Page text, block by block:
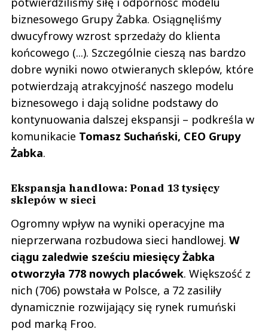
biznesowego Grupy Żabka. Osiągnęliśmy
dwucyfrowy wzrost sprzedaży do klienta
końcowego (...). Szczególnie cieszą nas bardzo
dobre wyniki nowo otwieranych sklepów, które
potwierdzają atrakcyjność naszego modelu
biznesowego i dają solidne podstawy do
kontynuowania dalszej ekspansji – podkreśla w
komunikacie Tomasz Suchański, CEO Grupy
Żabka.
Ekspansja handlowa: Ponad 13 tysięcy
sklepów w sieci
Ogromny wpływ na wyniki operacyjne ma
nieprzerwana rozbudowa sieci handlowej. W
ciągu zaledwie sześciu miesięcy Żabka
otworzyła 778 nowych placówek. Większość z
nich (706) powstała w Polsce, a 72 zasiliły
dynamicznie rozwijający się rynek rumuński
pod marką Froo.